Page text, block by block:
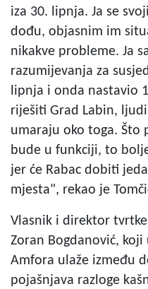
iza 30. lipnja. Ja se
dođu, objasnim im
nikakve probleme. Ja
razumijevanja za
lipnja i onda nastavio
riješiti Grad Labin,
umaraju oko toga. Što
bude u funkciji, to
jer će Rabac dobiti
mjesta", rekao je
Vlasnik i direktor tvrtke
Zoran Bogdanović,
Amfora ulaže između
pojašnjava razloge